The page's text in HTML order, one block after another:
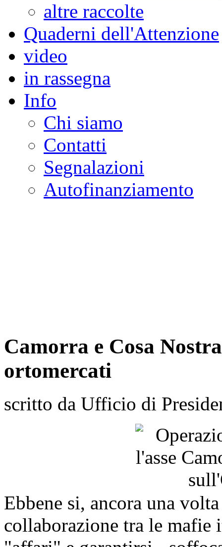
altre raccolte
Quaderni dell'Attenzione
video
in rassegna
Info
Chi siamo
Contatti
Segnalazioni
Autofinanziamento
Camorra e Cosa
ortomercati
scritto da Ufficio di
Ebbene si, ancora una
collaborazione tra le mafie